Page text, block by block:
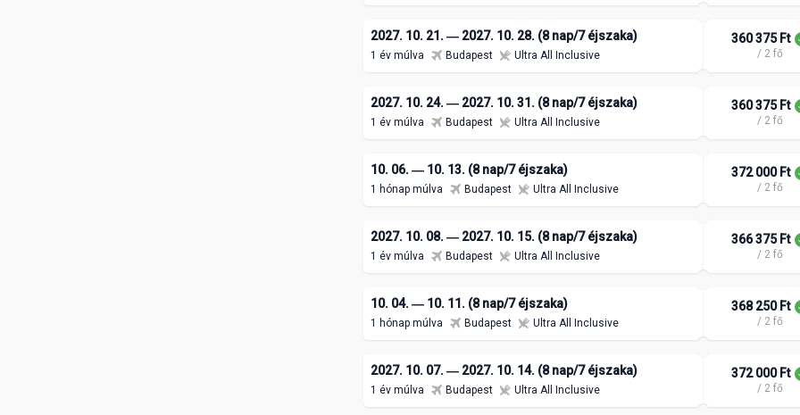
2027. 10. 21. ― 2027. 10. 28. (8 nap/7 éjszaka)
1 év múlva Budapest Ultra All Inclusive
360 375 Ft
/ 2 fő
2027. 10. 24. ― 2027. 10. 31. (8 nap/7 éjszaka)
1 év múlva Budapest Ultra All Inclusive
360 375 Ft
/ 2 fő
10. 06. ― 10. 13. (8 nap/7 éjszaka)
1 hónap múlva Budapest Ultra All Inclusive
372 000 Ft
/ 2 fő
2027. 10. 08. ― 2027. 10. 15. (8 nap/7 éjszaka)
1 év múlva Budapest Ultra All Inclusive
366 375 Ft
/ 2 fő
10. 04. ― 10. 11. (8 nap/7 éjszaka)
1 hónap múlva Budapest Ultra All Inclusive
368 250 Ft
/ 2 fő
2027. 10. 07. ― 2027. 10. 14. (8 nap/7 éjszaka)
1 év múlva Budapest Ultra All Inclusive
372 000 Ft
/ 2 fő